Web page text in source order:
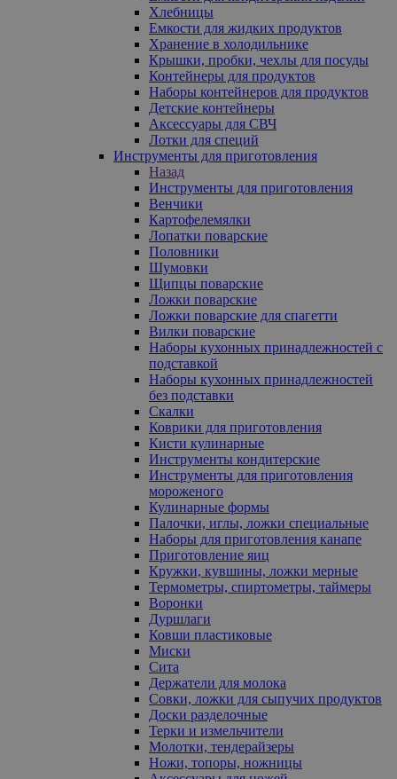
Хлебницы
Емкости для жидких продуктов
Хранение в холодильнике
Крышки, пробки, чехлы для посуды
Контейнеры для продуктов
Наборы контейнеров для продуктов
Детские контейнеры
Аксессуары для СВЧ
Лотки для специй
Инструменты для приготовления
Назад
Инструменты для приготовления
Венчики
Картофелемялки
Лопатки поварские
Половники
Шумовки
Щипцы поварские
Ложки поварские
Ложки поварские для спагетти
Вилки поварские
Наборы кухонных принадлежностей с
подставкой
Наборы кухонных принадлежностей
без подставки
Скалки
Коврики для приготовления
Кисти кулинарные
Инструменты кондитерские
Инструменты для приготовления
мороженого
Кулинарные формы
Палочки, иглы, ложки специальные
Наборы для приготовления канапе
Приготовление яиц
Кружки, кувшины, ложки мерные
Термометры, спиртометры, таймеры
Воронки
Дуршлаги
Ковши пластиковые
Миски
Сита
Держатели для молока
Совки, ложки для сыпучих продуктов
Доски разделочные
Терки и измельчители
Молотки, тендерайзеры
Ножи, топоры, ножницы